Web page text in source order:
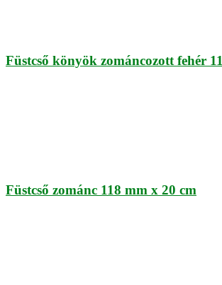
Füstcső könyök zománcozott fehér
Füstcső zománc 118 mm x 20 cm